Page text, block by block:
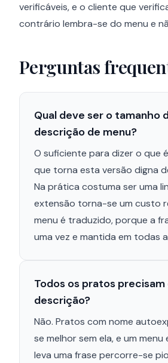
verificáveis, e o cliente que
contrário lembra-se do menu e
Perguntas
Qual deve ser o tamanho
descrição de menu?
O suficiente para dizer o que
que torna esta versão digna
Na prática costuma ser uma
extensão torna-se um custo
menu é traduzido, porque a
uma vez e mantida em todas
Todos os pratos precisam
descrição?
Não. Pratos com nome
se melhor sem ela, e um
leva uma frase percorre-se